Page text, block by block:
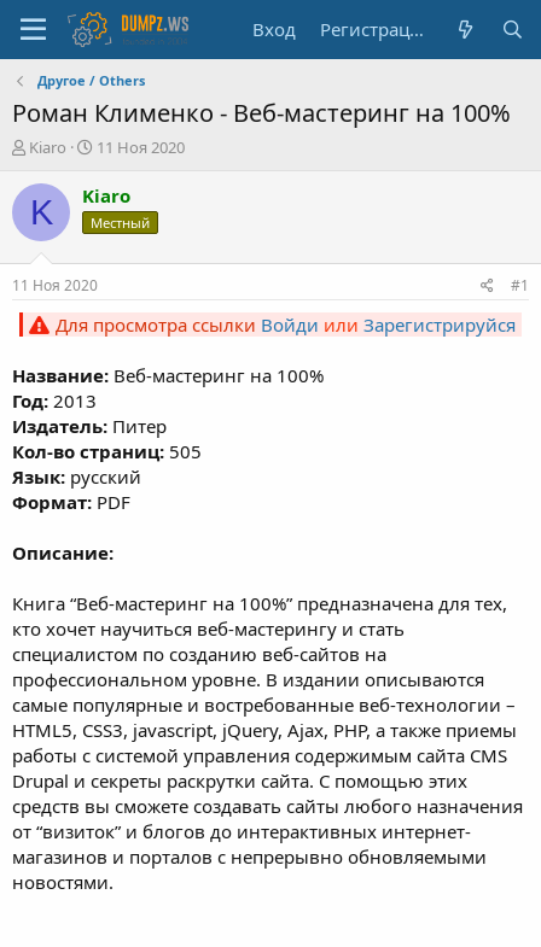
Вход Регистрация
Другое / Others
Роман Клименко - Веб-мастеринг на 100%
А
т
о
р
е
м
ы
Kiaro
Д
т
а
н
ч
л
а
11 Ноя 2020
K Kiaro
Местный
11 Ноя 2020 #1
Для просмотра ссылки Войди или Зарегистрируйся
Название: Веб-мастеринг на 100%
Год: 2013
Издатель: Питер
Кол-во страниц: 505
Язык: русский
Формат: PDF
Описание:
Книга “Веб-мастеринг на 100%” предназначена для тех,
кто хочет научиться веб-мастерингу и стать
специалистом по созданию веб-сайтов на
профессиональном уровне. В издании описываются
самые популярные и востребованные веб-технологии –
HTML5, CSS3, javascript, jQuery, Ajax, PHP, а также приемы
работы с системой управления содержимым сайта CMS
Drupal и секреты раскрутки сайта. С помощью этих
средств вы сможете создавать сайты любого назначения
от “визиток” и блогов до интерактивных интернет-
магазинов и порталов с непрерывно обновляемыми
новостями.